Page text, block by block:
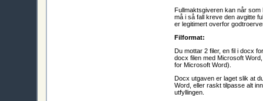
Fullmaktsgiveren kan når
må i så fall kreve den avgitte
er legitimert overfor
Filformat:
Du mottar 2 filer, en fil i docx
docx filen med Microsoft
for Microsoft Word).
Docx utgaven er laget slik at
Word, eller raskt tilpasse alt
utfyllingen.